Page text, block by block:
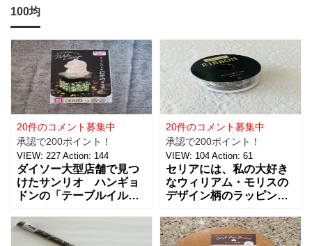
100均
20件のコメント募集中
承認で200ポイント！
VIEW: 227 Action: 144
ダイソー大型店舗で見つ
けたサンリオ ハンギョ
ドンの「テーブルイルミ
円を買ってきました。 パ
ーティーのテーブルデコ
20件のコメント募集中
承認で200ポイント！
VIEW: 104 Action: 61
セリアには、私の大好き
なウィリアム・モリスの
デザイン柄のラッピング
です！【サテンリボンマ
スターピースコレクショ